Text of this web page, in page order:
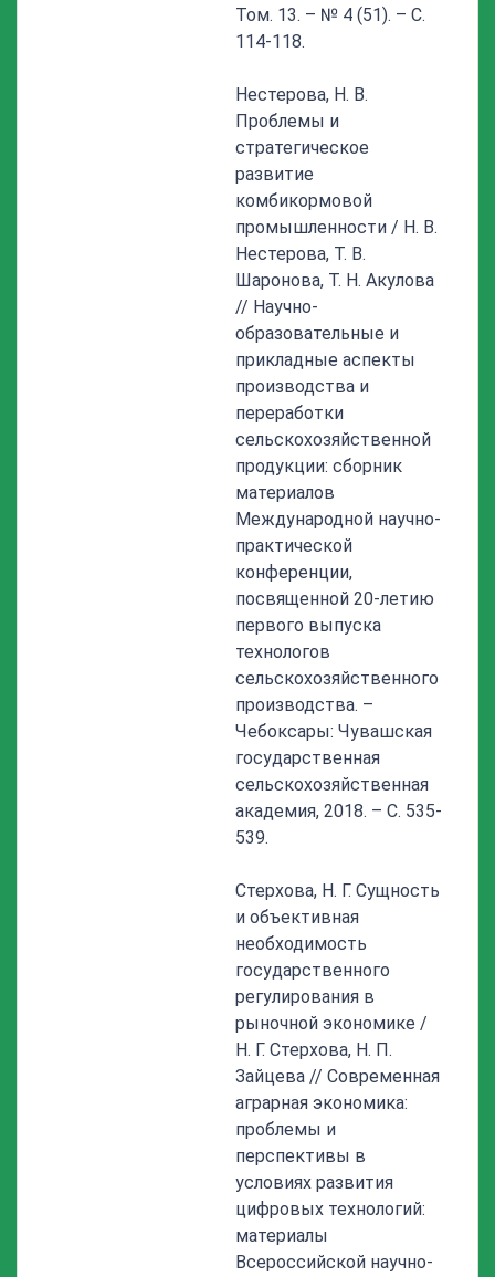
Том. 13. – № 4 (51). – С.
114-118.
Нестерова, Н. В.
Проблемы и
стратегическое
развитие
комбикормовой
промышленности / Н. В.
Нестерова, Т. В.
Шаронова, Т. Н. Акулова
// Научно-
образовательные и
прикладные аспекты
производства и
переработки
сельскохозяйственной
продукции: сборник
материалов
Международной научно-
практической
конференции,
посвященной 20-летию
первого выпуска
технологов
сельскохозяйственного
производства. –
Чебоксары: Чувашская
государственная
сельскохозяйственная
академия, 2018. – С. 535-
539.
Стерхова, Н. Г. Сущность
и объективная
необходимость
государственного
регулирования в
рыночной экономике /
Н. Г. Стерхова, Н. П.
Зайцева // Современная
аграрная экономика:
проблемы и
перспективы в
условиях развития
цифровых технологий:
материалы
Всероссийской научно-